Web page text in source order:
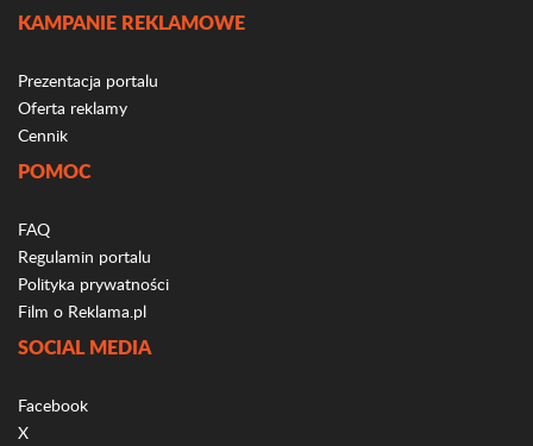
KAMPANIE REKLAMOWE
Prezentacja portalu
Oferta reklamy
Cennik
POMOC
FAQ
Regulamin portalu
Polityka prywatności
Film o Reklama.pl
SOCIAL MEDIA
Facebook
X